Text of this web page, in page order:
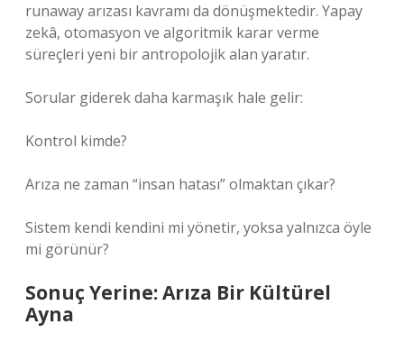
runaway arızası kavramı da dönüşmektedir. Yapay
zekâ, otomasyon ve algoritmik karar verme
süreçleri yeni bir antropolojik alan yaratır.
Sorular giderek daha karmaşık hale gelir:
Kontrol kimde?
Arıza ne zaman “insan hatası” olmaktan çıkar?
Sistem kendi kendini mi yönetir, yoksa yalnızca öyle
mi görünür?
Sonuç Yerine: Arıza Bir Kültürel
Ayna